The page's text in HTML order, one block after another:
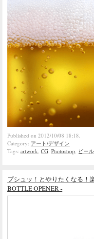
Published on 2012/10/08 18:18.
Category: アート/デザイン
Tags: artwork CG Photoshop ビール
プシュッ！とやりたくなる！
BOTTLE OPENER -